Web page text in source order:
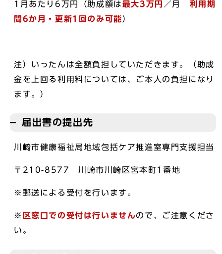
1月あたり6万円（助成額は最大3万円 ／月 利用期
間6か月・更新1回のみ可能）
注）いったんは全額負担していただきます。（助成
金を上回る利用料については、ご本人の負担になり
ます。）
届出書の提出先
川崎市健康福祉局地域包括ケア推進室専門支援担当
〒210-8577 川崎市川崎区宮本町1番地
※郵送による受付を行います。
※ 区窓口での受付は行いませんので、ご注意くださ
い。